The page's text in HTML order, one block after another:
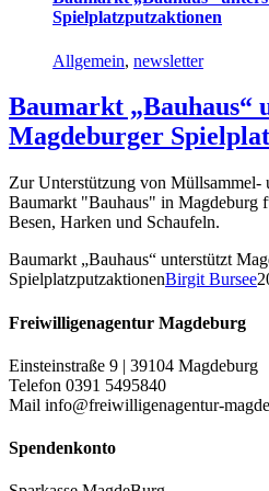
Spielplatzputzaktionen
Allgemein, newsletter
Baumarkt „Bauhaus“
Magdeburger
Zur Unterstützung von Müllsammel-
Baumarkt "Bauhaus" in Magdeburg
Besen, Harken und Schaufeln.
Baumarkt „Bauhaus“ unterstützt
SpielplatzputzaktionenBirgit Bursee
Freiwilligenagentur Magdeburg
Einsteinstraße 9 | 39104 Magdeburg
Telefon 0391 5495840
Mail info@freiwilligenagentur-
Spendenkonto